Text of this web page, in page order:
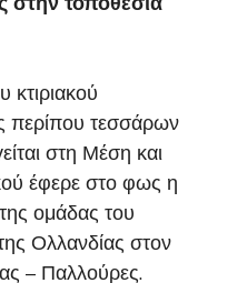
κτιριακού
περίπου τεσσάρων
στη Μέση και
έφερε στο φως η
ομάδας του
Ολλανδίας στον
– Παλλούρες.